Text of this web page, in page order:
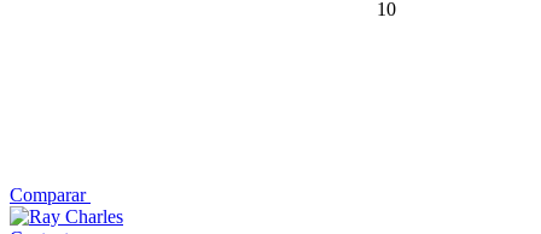
10
Comparar